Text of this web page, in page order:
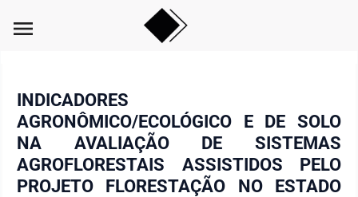
menu
INDICADORES
AGRONÔMICO/ECOLÓGICO E DE SOLO
NA AVALIAÇÃO DE SISTEMAS
AGROFLORESTAIS ASSISTIDOS PELO
PROJETO FLORESTAÇÃO NO ESTADO